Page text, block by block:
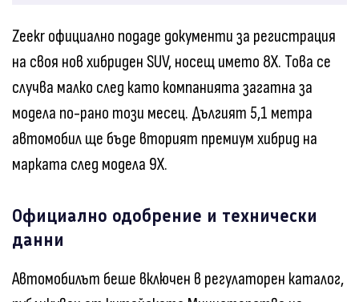
Zeekr официално подаде документи за регистрация
на своя нов хибриден SUV, носещ името 8X. Това се
случва малко след като компанията загатна за
модела по-рано този месец. Дългият 5,1 метра
автомобил ще бъде вторият премиум хибрид на
марката след модела 9X.
Официално одобрение и технически
данни
Автомобилът беше включен в регулаторен каталог,